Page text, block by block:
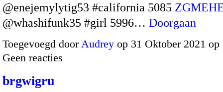
@enejemylytig53 #california 5085
@whashifunk35 #girl 5996… Doorgaan
Toegevoegd doorAudrey op 31 Oktober 2021
Geen reacties
brgwigru